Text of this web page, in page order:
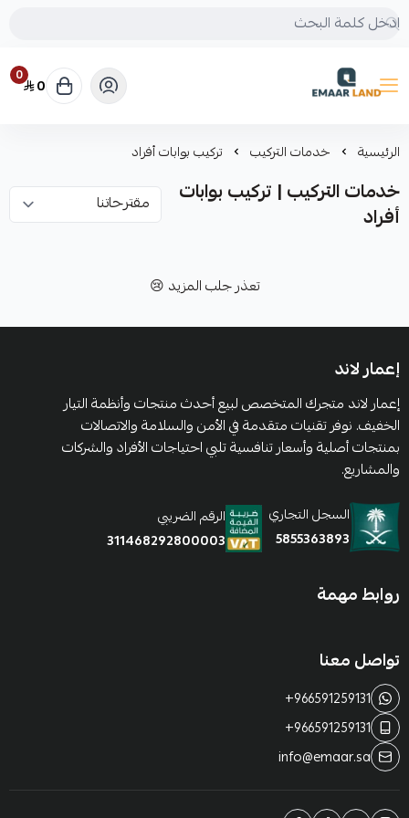
إعمار لاند
0 0
الرئيسية خدمات التركيب تركيب بوابات أفراد
خدمات التركيب | تركيب بوابات
أفراد
تعذر جلب المزيد 😢
إعمار لاند
إعمار لاند متجرك المتخصص لبيع أحدث منتجات وأنظمة التيار
الخفيف. نوفر تقنيات متقدمة في الأمن والسلامة والاتصالات
بمنتجات أصلية وأسعار تنافسية تلبي احتياجات الأفراد والشركات
والمشاريع.
السجل التجاري
5855363893
الرقم الضريبي
311468292800003
روابط مهمة
تواصل معنا
+966591259131
+966591259131
info@emaar.sa